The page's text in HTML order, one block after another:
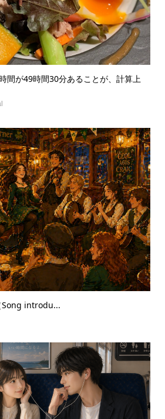
間が49時間30分あることが、計算上
Song introdu...